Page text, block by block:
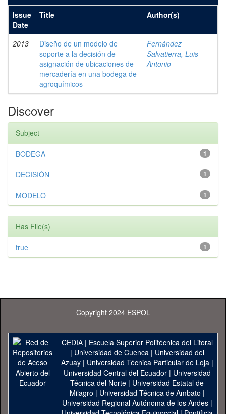
Issue
Date
Title Author(s)
2013
Diseño de un modelo de
soporte a la decisión de
asignación de ubicaciones de
mercadería en una bodega de
agroquímicos
Fernández
Salvatierra, Luis
Antonio
Discover
Subject
1
BODEGA
1
DECISIÓN
1
MODELO
Has File(s)
1
true
Copyright 2024 ESPOL
CEDIA| Escuela Superior Politécnica del Litoral
| Universidad de Cuenca| Universidad del
Azuay| Universidad Técnica Particular de Loja|
Universidad Central del Ecuador| Universidad
Técnica del Norte | Universidad Estatal de
Milagro | Universidad Técnica de Ambato |
Universidad Regional Autónoma de los Andes|